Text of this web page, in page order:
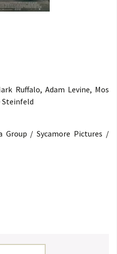
Ruffalo, Adam Levine, Mos
Steinfeld
Group / Sycamore Pictures /